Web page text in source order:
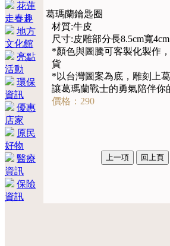
花蓮
走春趣
地方
文化館
亮點
活動
環保
資訊
優惠
店家
原民
好物
醫療
資訊
保險
資訊
葛瑪蘭鑰匙圈
材質:牛皮
尺寸:皮雕部分長8.5cm寬
*顏色與圖騰可客製化製作
貨
*以台灣圖案為底，雕刻上
讓葛瑪蘭戰士的勇氣陪伴你
價格：290